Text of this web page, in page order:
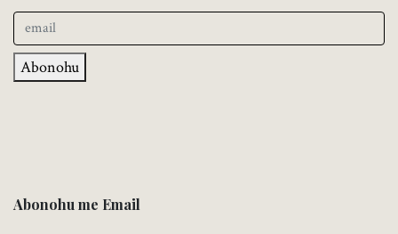
Abonohu
Abonohu me Email